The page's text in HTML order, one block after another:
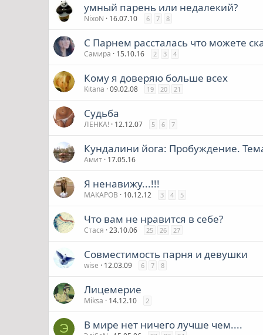
умный парень или недалекий?
NixoN 16.07.10 6 7 8
С Парнем рассталась что можете
Самира 15.10.16 2 3 4
Кому я доверяю больше всех
Kitana 09.02.08 19 20 21
Судьба
ЛЕНКА! 12.12.07 5 6 7
Кундалини йога: Пробуждение.
Амит 17.05.16
Я ненавижу...!!!
МАКАРОВ 10.12.12 3 4 5
Что вам не нравится в себе?
Стася 23.10.06 25 26 27
Совместимость парня и девушки
wise 12.03.09 6 7 8
Лицемерие
Miksa 14.12.10 2
Э В мире нет ничего лучше чем....